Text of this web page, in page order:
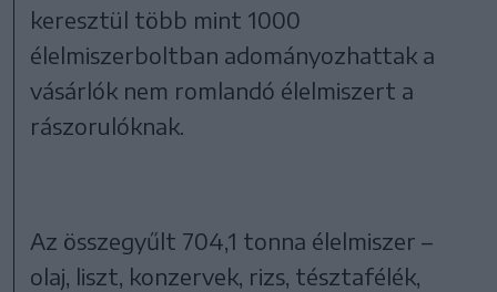
keresztül több mint 1000
élelmiszerboltban adományozhattak a
vásárlók nem romlandó élelmiszert a
rászorulóknak.
Az összegyűlt 704,1 tonna élelmiszer –
olaj, liszt, konzervek, rizs, tésztafélék,